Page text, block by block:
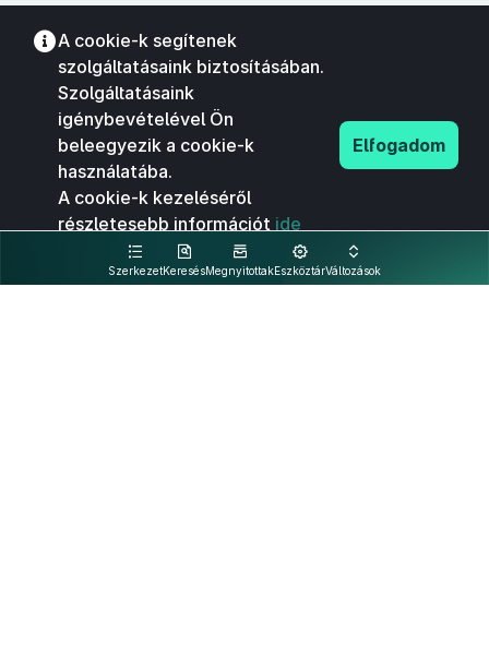
SzerkezetKeresésMegnyitottakEszköztárVáltozások
A cookie-k segítenek
szolgáltatásaink biztosításában.
Szolgáltatásaink
igénybevételével Ön
beleegyezik a cookie-k
használatába.
A cookie-k kezeléséről
részletesebb információt ide
kattintva olvashat.
Elfogadom